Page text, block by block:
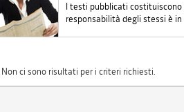
I testi pubblicati
responsabilità degli stessi è
Non ci sono risultati per i criteri richiesti.